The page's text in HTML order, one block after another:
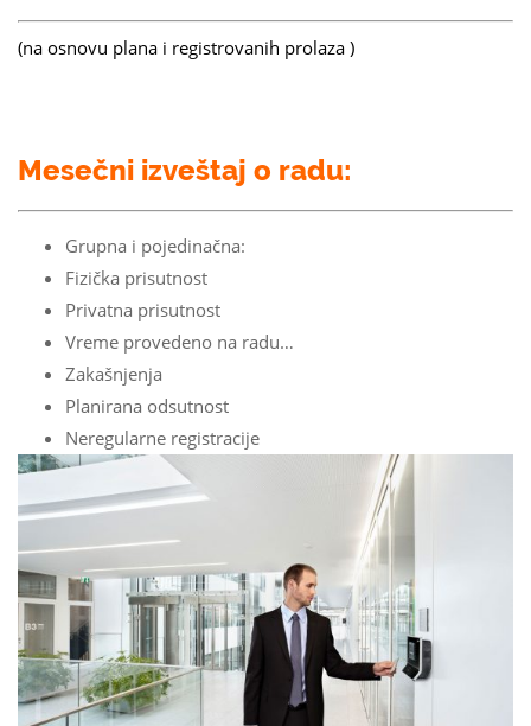
(na osnovu plana i registrovanih prolaza )
Mesečni izveštaj o radu:
Grupna i pojedinačna:
Fizička prisutnost
Privatna prisutnost
Vreme provedeno na radu…
Zakašnjenja
Planirana odsutnost
Neregularne registracije